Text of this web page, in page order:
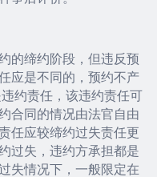
的缔约阶段，但违反预
应是不同的，预约不产
约责任，该违约责任可
合同的情况由法官自由
任应较缔约过失责任更
过失，违约方承担都是
失情况下，一般限定在